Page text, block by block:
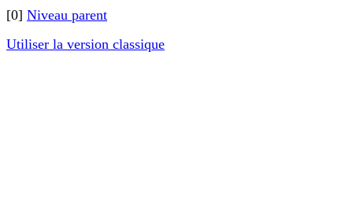
[0] Niveau parent
Utiliser la version classique